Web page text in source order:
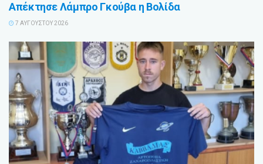
Απέκτησε Λάμπρο Γκούβα η Βολίδα
7 ΑΥΓΟΎΣΤΟΥ 2026